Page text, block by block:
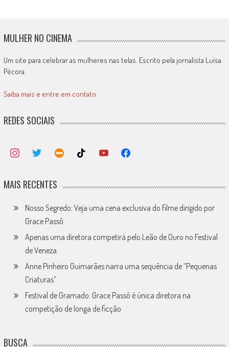
MULHER NO CINEMA
Um site para celebrar as mulheres nas telas. Escrito pela jornalista Luísa
Pécora.
Saiba mais e entre em contato
REDES SOCIAIS
MAIS RECENTES
Nosso Segredo: Veja uma cena exclusiva do filme dirigido por
Grace Passô
Apenas uma diretora competirá pelo Leão de Ouro no Festival
de Veneza
Anne Pinheiro Guimarães narra uma sequência de “Pequenas
Criaturas”
Festival de Gramado: Grace Passô é única diretora na
competição de longa de ficção
BUSCA